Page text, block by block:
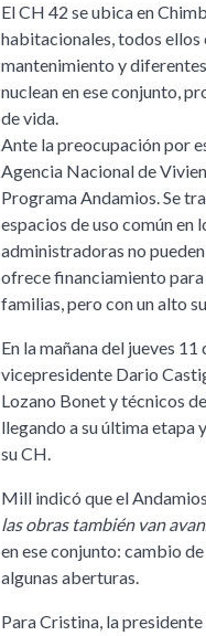
El CH 42 se ubica en
habitacionales, todos ellos
mantenimiento y
nuclean en ese conjunto,
de vida.
Ante la preocupación por
Agencia Nacional de
Programa Andamios. Se
espacios de uso común en
administradoras no
ofrece financiamiento
familias, pero con un alto
En la mañana del jueves
vicepresidente Dario
Lozano Bonet y técnicos
llegando a su última etapa
su CH.
Mill indicó que el Andamios
las obras también van
en ese conjunto: cambio
algunas aberturas.
Para Cristina, la